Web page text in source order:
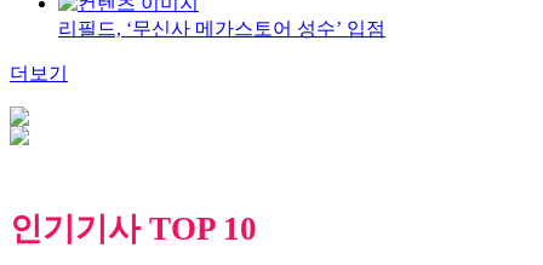
리필드, ‘무신사 메가스토어 성수’ 입점
더보기
인기기사 TOP 10